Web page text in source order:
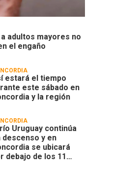
adultos mayores no
el engaño
estará el tiempo
este sábado en
y la región
Uruguay continúa
descenso y en
se ubicará
debajo de los 11